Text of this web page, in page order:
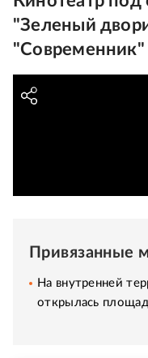
"Зеленый
"Современник"
Привязанные
На внутренней
открылась